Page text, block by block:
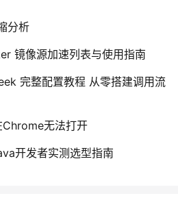
分析
镜像源加速列表与使用指南
完整配置教程 从零搭建调用流
无法打开
开发者实测选型指南